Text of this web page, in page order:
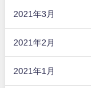
2021年3月
2021年2月
2021年1月